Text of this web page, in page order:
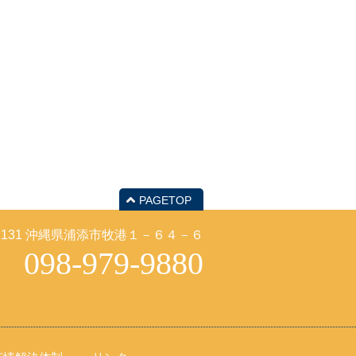
PAGETOP
沖縄県浦添市牧港１－６４－６
098-979-9880